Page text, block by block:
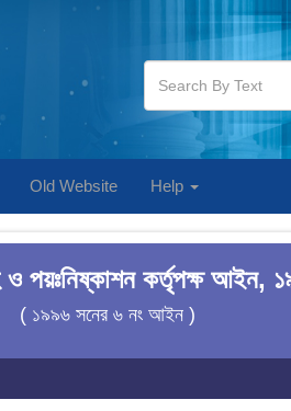
Old Website Help
ও পয়ঃনিষ্কাশন কর্তৃপক্ষ আইন,
( ১৯৯৬ সনের ৬ নং আইন )